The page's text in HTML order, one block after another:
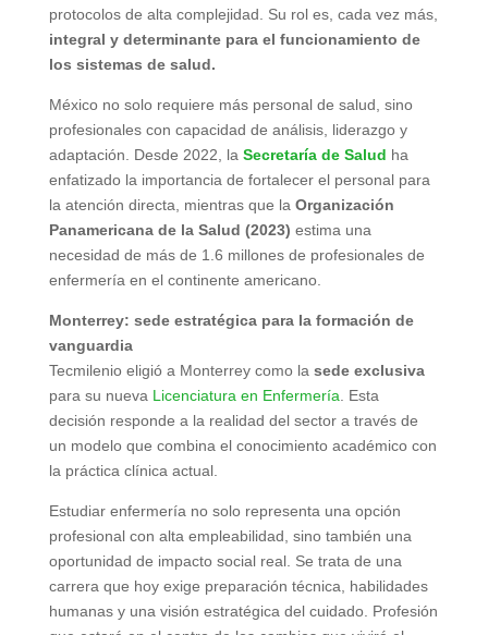
protocolos de alta complejidad. Su rol es, cada vez más,
integral y determinante para el funcionamiento de
los sistemas de salud.
México no solo requiere más personal de salud, sino
profesionales con capacidad de análisis, liderazgo y
adaptación. Desde 2022, la Secretaría de Salud ha
enfatizado la importancia de fortalecer el personal para
la atención directa, mientras que la Organización
Panamericana de la Salud (2023) estima una
necesidad de más de 1.6 millones de profesionales de
enfermería en el continente americano.
Monterrey: sede estratégica para la formación de
vanguardia
Tecmilenio eligió a Monterrey como la sede exclusiva
para su nueva Licenciatura en Enfermería . Esta
decisión responde a la realidad del sector a través de
un modelo que combina el conocimiento académico con
la práctica clínica actual.
Estudiar enfermería no solo representa una opción
profesional con alta empleabilidad, sino también una
oportunidad de impacto social real. Se trata de una
carrera que hoy exige preparación técnica, habilidades
humanas y una visión estratégica del cuidado. Profesión